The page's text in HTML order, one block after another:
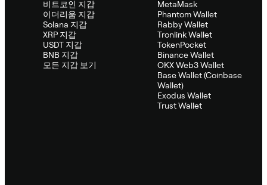
비트코인 지갑
이더리움 지갑
Solana 지갑
XRP 지갑
USDT 지갑
BNB 지갑
모든 지갑 보기
MetaMask
Phantom Wallet
Rabby Wallet
Tronlink Wallet
TokenPocket
Binance Wallet
OKX Web3 Wallet
Base Wallet (Coinbase
Wallet)
Exodus Wallet
Trust Wallet